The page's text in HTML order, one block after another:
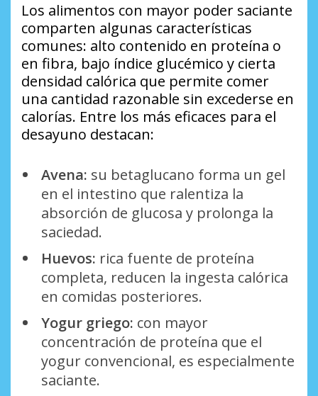
Los alimentos con mayor poder saciante
comparten algunas características
comunes: alto contenido en proteína o
en fibra, bajo índice glucémico y cierta
densidad calórica que permite comer
una cantidad razonable sin excederse en
calorías. Entre los más eficaces para el
desayuno destacan:
Avena: su betaglucano forma un gel
en el intestino que ralentiza la
absorción de glucosa y prolonga la
saciedad.
Huevos: rica fuente de proteína
completa, reducen la ingesta calórica
en comidas posteriores.
Yogur griego: con mayor
concentración de proteína que el
yogur convencional, es especialmente
saciante.